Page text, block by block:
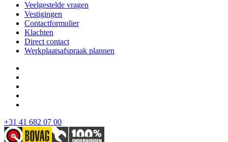
Veelgestelde vragen
Vestigingen
Contactformulier
Klachten
Direct contact
Werkplaatsafspraak plannen
+31 41 682 07 00